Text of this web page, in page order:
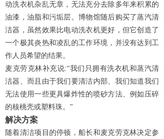
动洗衣机杂乱无章，无法充分去除多年来积累的
油漆，油脂和污垢层。博物馆随后购买了蒸汽清
洁器，虽然效果比电动洗衣机更好，但它创造了
一个极其炎热和凌乱的工作环境，并没有达到工
作人员希望的结果。
麦克劳克林补充说:“我们只拥有洗衣机和蒸汽清
洁器、而且由于我们要清洁内部、我们知道我们
无法使用一些更具爆炸性的喷砂方法、例如压碎
的核桃壳或塑料珠。”
解决方案
随着清洁项目的停顿，船长和麦克劳克林决定参